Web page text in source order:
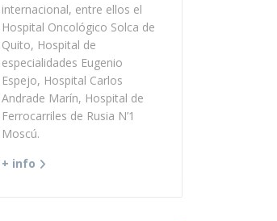
internacional, entre ellos el
Hospital Oncológico Solca de
Quito, Hospital de
especialidades Eugenio
Espejo, Hospital Carlos
Andrade Marín, Hospital de
Ferrocarriles de Rusia N’1
Moscú.
+ info